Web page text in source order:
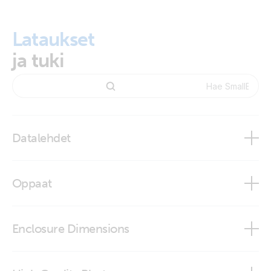
Lataukset
ja tuki
Datalehdet
Oppaat
Enclosure Dimensions